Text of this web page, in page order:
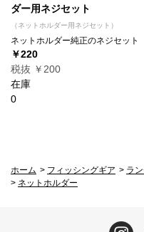
ダー用ネジセット
（ネットホルダー用ネジセット）
ネットホルダー純正のネジセット
￥220
税抜 ￥200
在庫
0
ホーム > フィッシングギア > ラ
> ネットホルダー